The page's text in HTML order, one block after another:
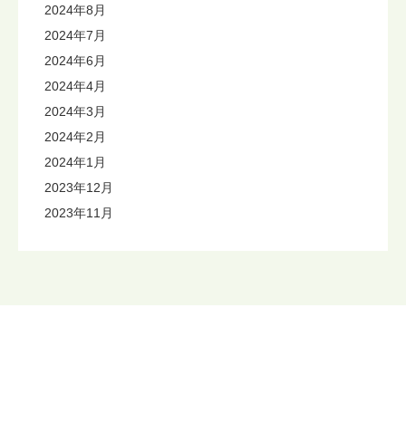
2024年8月
2024年7月
2024年6月
2024年4月
2024年3月
2024年2月
2024年1月
2023年12月
2023年11月